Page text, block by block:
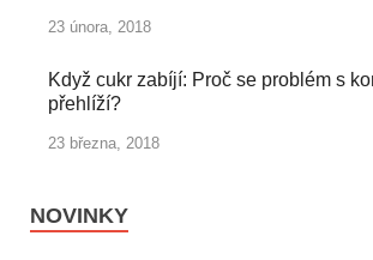
23 února, 2018
Když cukr zabíjí: Proč se problém s
přehlíží?
23 března, 2018
NOVINKY